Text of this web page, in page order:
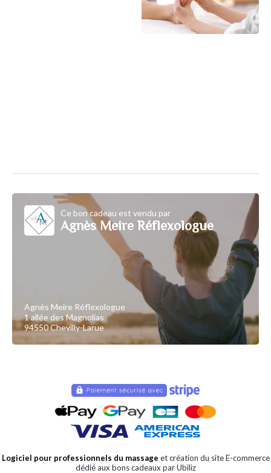
Ce bon cadeau est vendu par
Agnès Meire Réflexologue
Agnès Meire Réflexologue
1 allée des Magnolias
94550 Chevilly-Larue
Logiciel pour professionnels du massage et création du site E-commerce
dédié aux bons cadeaux par Ubiliz